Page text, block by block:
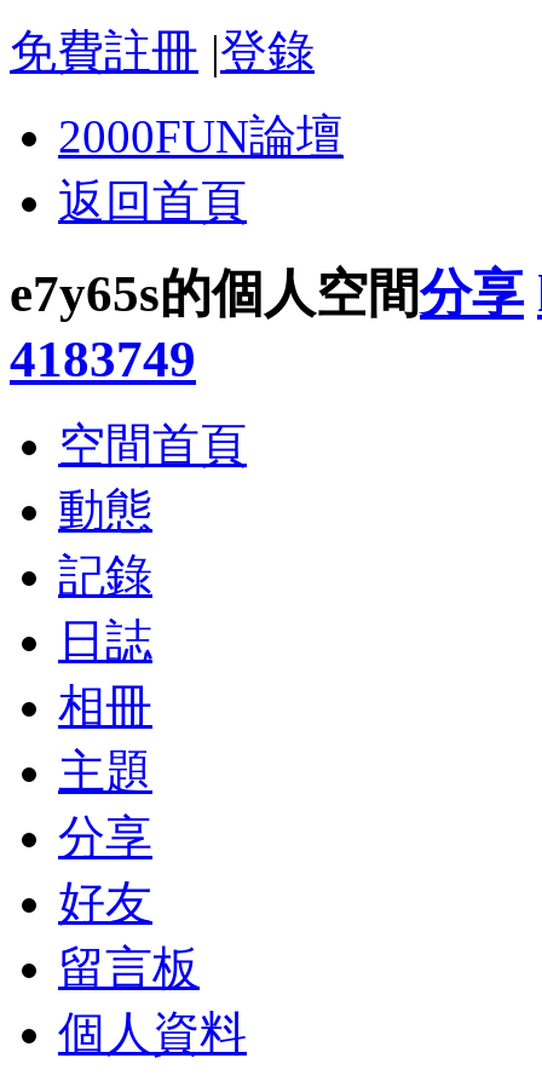
免費註冊 |登錄
2000FUN論壇
返回首頁
e7y65s的個人空間分享
4183749
空間首頁
動態
記錄
日誌
相冊
主題
分享
好友
留言板
個人資料